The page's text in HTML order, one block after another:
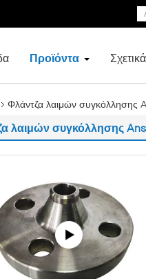
Προϊόντα
Φλάντζα λαιμών συγκόλλησης
λαιμών συγκόλλησης